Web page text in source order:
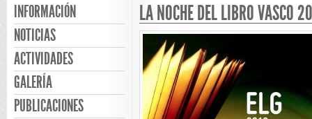
INFORMACIÓN
NOTICIAS
ACTIVIDADES
GALERÍA
PUBLICACIONES
LA NOCHE DEL LIBRO VASCO